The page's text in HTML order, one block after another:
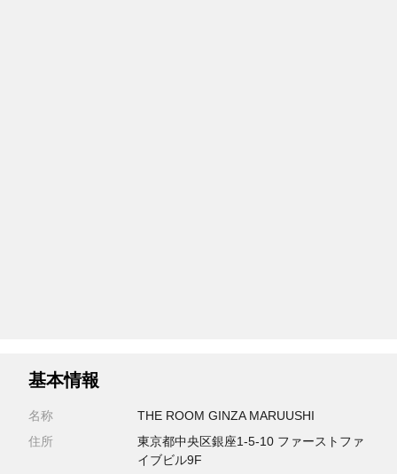
基本情報
名称
THE ROOM GINZA MARUUSHI
住所
東京都中央区銀座1-5-10 ファーストファ
イブビル9F